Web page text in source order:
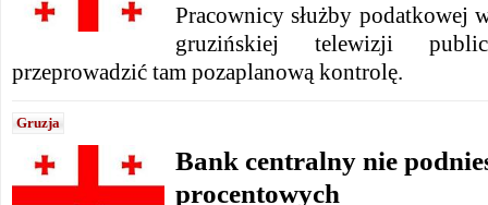
Pracownicy służby podatkowej
gruzińskiej telewizji
przeprowadzić tam pozaplanową kontrolę.
Gruzja
Bank centralny nie
procentowych